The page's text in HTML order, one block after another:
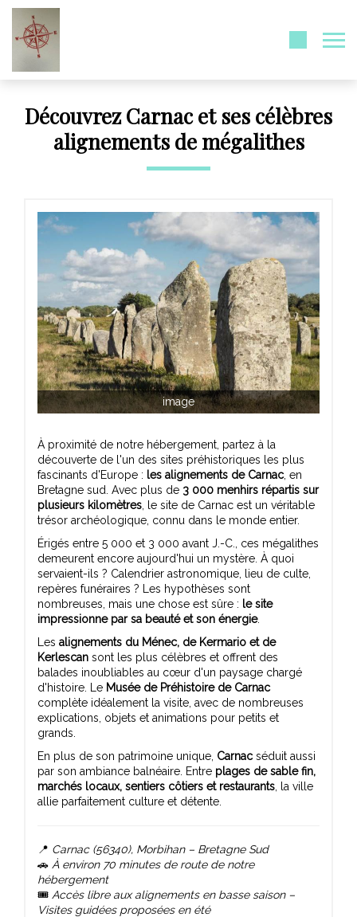
Découvrez Carnac et ses célèbres
alignements de mégalithes
image
À proximité de notre hébergement, partez à la
découverte de l'un des sites préhistoriques les plus
fascinants d'Europe : les alignements de Carnac, en
Bretagne sud. Avec plus de 3 000 menhirs répartis sur
plusieurs kilomètres , le site de Carnac est un véritable
trésor archéologique, connu dans le monde entier.
Érigés entre 5 000 et 3 000 avant J.-C., ces mégalithes
demeurent encore aujourd'hui un mystère. À quoi
servaient-ils ? Calendrier astronomique, lieu de culte,
repères funéraires ? Les hypothèses sont
nombreuses, mais une chose est sûre : le site
impressionne par sa beauté et son énergie.
Les alignements du Ménec, de Kermario et de
Kerlescan sont les plus célèbres et offrent des
balades inoubliables au cœur d'un paysage chargé
d'histoire. Le Musée de Préhistoire de Carnac
complète idéalement la visite, avec de nombreuses
explications, objets et animations pour petits et
grands.
En plus de son patrimoine unique, Carnacséduit aussi
par son ambiance balnéaire. Entre plages de sable fin,
marchés locaux, sentiers côtiers et restaurants , la ville
allie parfaitement culture et détente.
📍 Carnac (56340), Morbihan – Bretagne Sud
🚗 À environ 70 minutes de route de notre
hébergement
🎟️ Accès libre aux alignements en basse saison –
Visites guidées proposées en été